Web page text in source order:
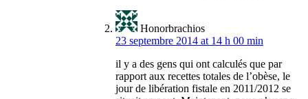
Honorbrachios
23 septembre 2014 at 14 h 00 min
il y a des gens qui ont calculés que par
rapport aux recettes totales de l’obèse, le
jour de libération fistale en 2011/2012 se